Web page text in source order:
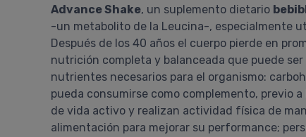
Advance Shake, un suplemento dietario
-un metabolito de la Leucina-, especialmente
Después de los 40 años el cuerpo pierde en
nutrición completa y balanceada que puede
nutrientes necesarios para el organismo:
pueda consumirse como complemento, previo
de vida activo y realizan actividad física de
alimentación para mejorar su performance;